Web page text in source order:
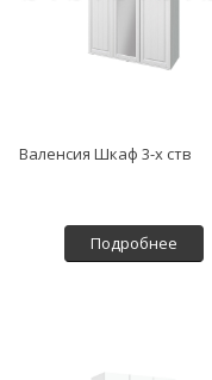
Валенсия Шкаф 3-х ств
Подробнее